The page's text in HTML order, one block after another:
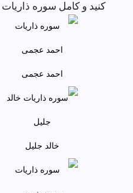
کنید و کامل سوره ذاريات
احمد عجمى
خالد جليل